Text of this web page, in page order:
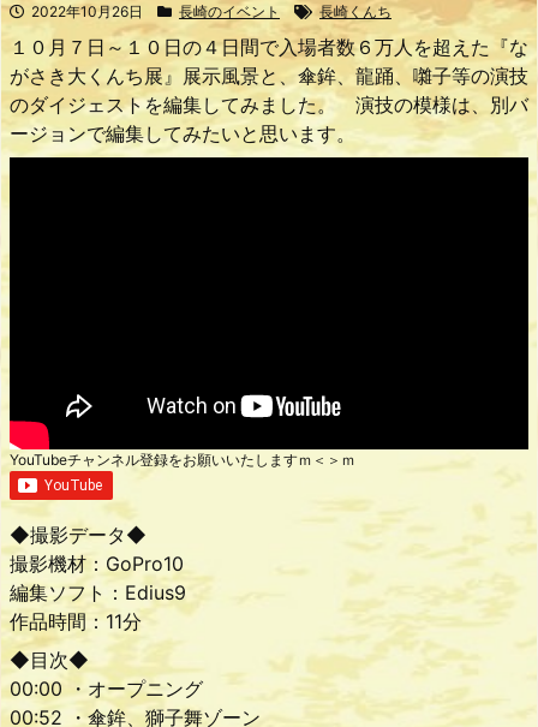
2022年10月26日 長崎のイベント 長崎くんち
１０月７日～１０日の４日間で入場者数６万人を超えた『な
がさき大くんち展』展示風景と、傘鉾、龍踊、囃子等の演技
のダイジェストを編集してみました。 演技の模様は、別バ
ージョンで編集してみたいと思います。
YouTubeチャンネル登録をお願いいたしますｍ＜＞ｍ
◆撮影データ◆
撮影機材：GoPro10
編集ソフト：Edius9
作品時間：11分
◆目次◆
00:00 ・オープニング
00:52 ・傘鉾、獅子舞ゾーン